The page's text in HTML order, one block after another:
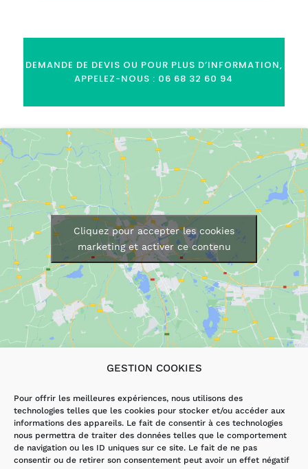
GESTION COOKIES
Pour offrir les meilleures expériences, nous utilisons des
technologies telles que les cookies pour stocker et/ou accéder aux
informations des appareils. Le fait de consentir à ces technologies
nous permettra de traiter des données telles que le comportement
de navigation ou les ID uniques sur ce site. Le fait de ne pas
consentir ou de retirer son consentement peut avoir un effet négatif
DEMANDE DE DEVIS OU POUR PLUS D’INFORMATION,
APPELEZ-NOUS : 06 68 32 60 94
Cliquez pour accepter les cookies
marketing et activer ce contenu
LES SERVICES
DÉPANNAGE
ÉLECTRICITÉ
VMI/VMC
RÉNOVATION
AUTRES PAGES
ACCUEIL
ACTUALITÉS
CONTACT
MENTIONS